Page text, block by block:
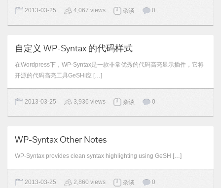
2013-03-25 4,067 views 杂谈 0
自定义 WP-Syntax 的代码样式
在Wordpress下，WP-Syntax是一款非常优秀的代码高亮显示插件，它将
开源的代码高亮工具GeSHi应 […]
2013-03-25 3,936 views 杂谈 0
WP-Syntax Other Notes
WP-Syntax provides clean syntax highlighting using GeSH […]
2013-03-25 2,860 views 杂谈 0